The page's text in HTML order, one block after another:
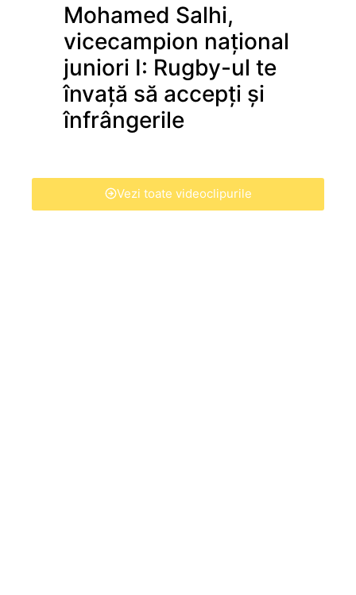
Mohamed Salhi,
vicecampion național
juniori I: Rugby-ul te
învață să accepți și
înfrângerile
Vezi toate videoclipurile